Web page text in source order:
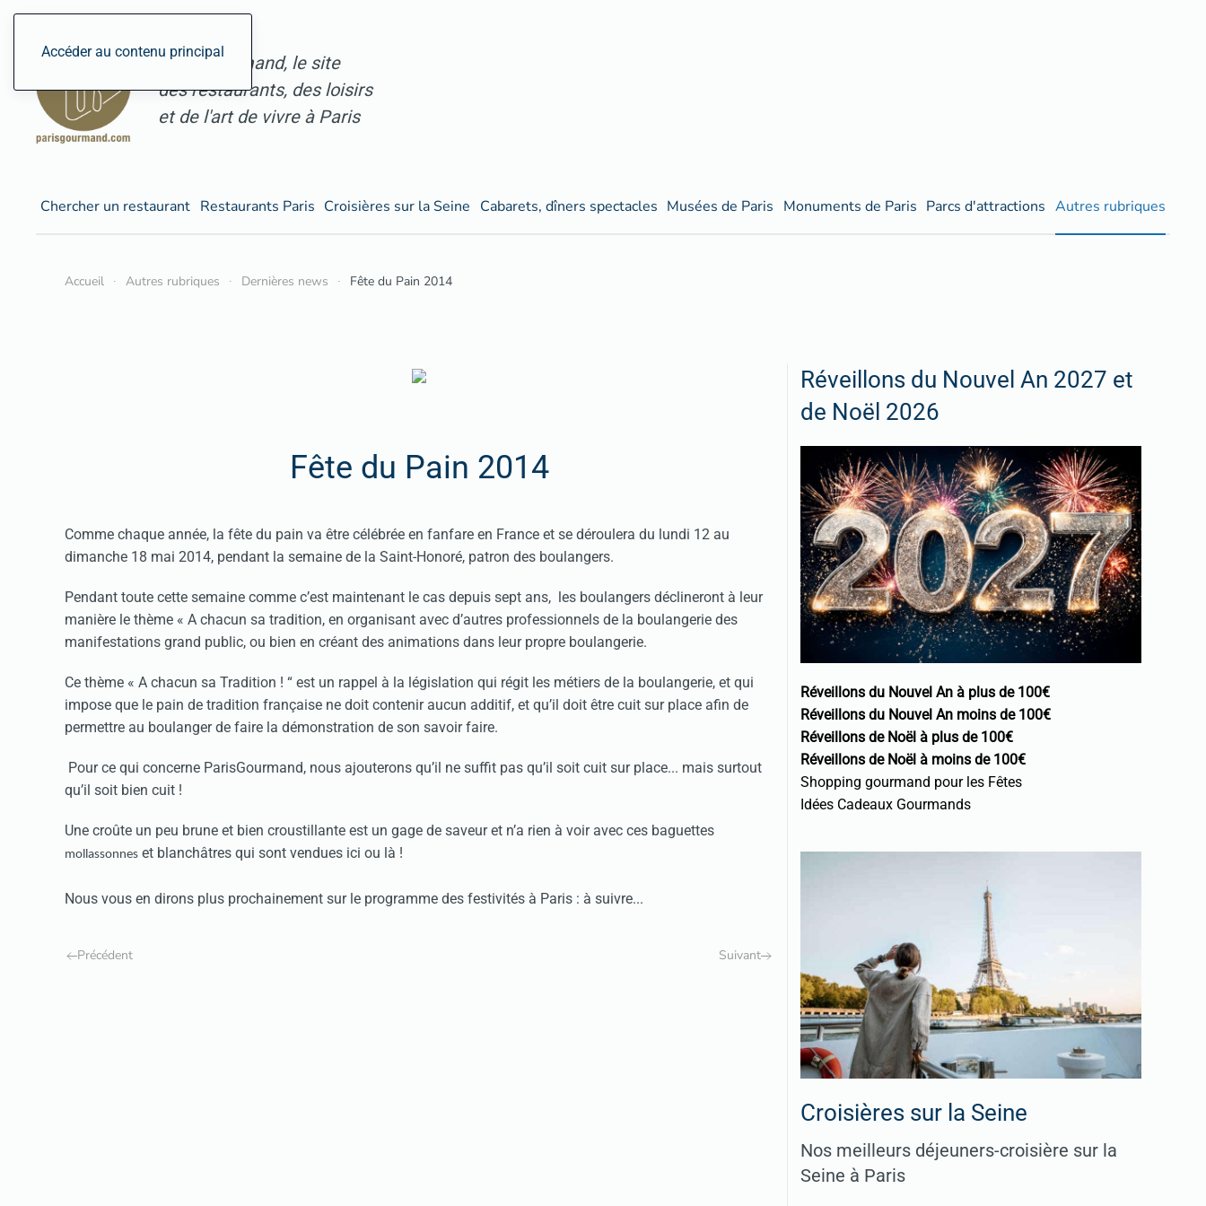
Accéder au contenu principal
ParisGourmand, le site
des restaurants, des loisirs
et de l'art de vivre à Paris
Chercher un restaurant Restaurants Paris Croisières sur la Seine Cabarets, dîners spectacles Musées de Paris Monuments de Paris Parcs d'attractions Autres rubriques
Accueil Autres rubriques Dernières news Fête du Pain 2014
Fête du Pain 2014
Comme chaque année, la fête du pain va être célébrée en fanfare en France et se déroulera du lundi 12 au
dimanche 18 mai 2014, pendant la semaine de la Saint-Honoré, patron des boulangers.
Pendant toute cette semaine comme c’est maintenant le cas depuis sept ans, les boulangers déclineront à leur
manière le thème « A chacun sa tradition, en organisant avec d’autres professionnels de la boulangerie des
manifestations grand public, ou bien en créant des animations dans leur propre boulangerie.
Ce thème « A chacun sa Tradition ! “ est un rappel à la législation qui régit les métiers de la boulangerie, et qui
impose que le pain de tradition française ne doit contenir aucun additif, et qu’il doit être cuit sur place afin de
permettre au boulanger de faire la démonstration de son savoir faire.
Pour ce qui concerne ParisGourmand, nous ajouterons qu’il ne suffit pas qu’il soit cuit sur place... mais surtout
qu’il soit bien cuit !
Une croûte un peu brune et bien croustillante est un gage de saveur et n’a rien à voir avec ces baguettes
mollassonnes et blanchâtres qui sont vendues ici ou là !
Nous vous en dirons plus prochainement sur le programme des festivités à Paris : à suivre...
Précédent Suivant
Réveillons du Nouvel An 2027 et
de Noël 2026
Réveillons du Nouvel An à plus de 100€
Réveillons du Nouvel An moins de 100€
Réveillons de Noël à plus de 100€
Réveillons de Noël à moins de 100€
Shopping gourmand pour les Fêtes
Idées Cadeaux Gourmands
Croisières sur la Seine
Nos meilleurs déjeuners-croisière sur la
Seine à Paris